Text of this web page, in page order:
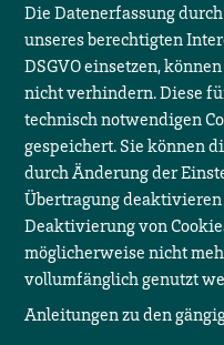
Die Datenerfassung
unseres berechtigten
DSGVO einsetzen,
nicht verhindern. Diese
technisch notwendigen
gespeichert. Sie können
durch Änderung der
Übertragung
Deaktivierung von
möglicherweise nicht
vollumfänglich genutzt
Anleitungen zu den